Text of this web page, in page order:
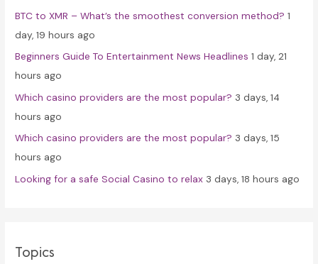
o
r
:
BTC to XMR – What’s the smoothest conversion method? 1
day, 19 hours ago
Beginners Guide To Entertainment News Headlines 1 day, 21
hours ago
Which casino providers are the most popular? 3 days, 14
hours ago
Which casino providers are the most popular? 3 days, 15
hours ago
Looking for a safe Social Casino to relax 3 days, 18 hours ago
Topics